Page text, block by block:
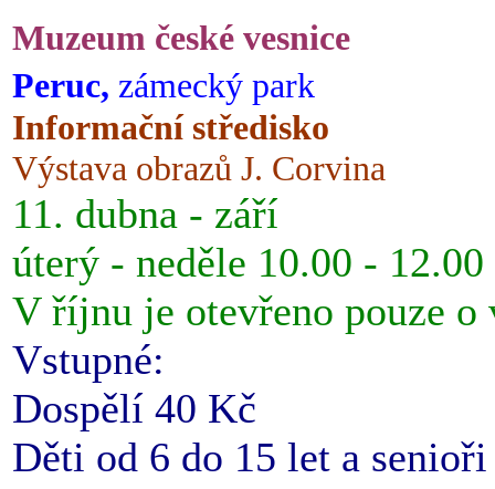
Muzeum české vesnice
Peruc, zámecký park
Informační středisko
Výstava obrazů J. Corvina
11. dubna - září
úterý - neděle 10.00 -
V říjnu je otevřeno pouze o
Vstupné:
Dospělí 40 Kč
Děti od 6 do 15 let a